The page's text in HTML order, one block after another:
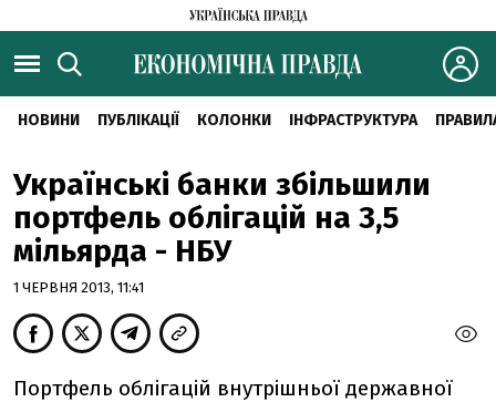
НОВИНИ ПУБЛІКАЦІЇ КОЛОНКИ ІНФРАСТРУКТУРА
Українські банки збільшили
портфель облігацій на 3,5
мільярда - НБУ
1 ЧЕРВНЯ 2013, 11:41
Портфель облігацій внутрішньої державної